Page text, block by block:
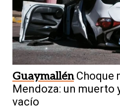
Guaymallén Choque
Mendoza: un muerto
vacío